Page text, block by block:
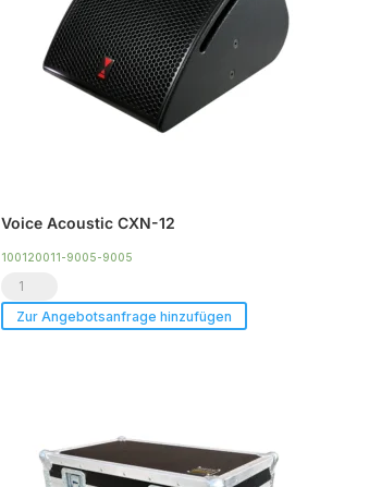
Voice Acoustic CXN-12
100120011-9005-9005
Voice
Acoustic
Zur Angebotsanfrage hinzufügen